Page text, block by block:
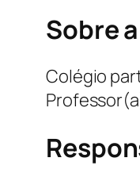
Sobre
Colégio